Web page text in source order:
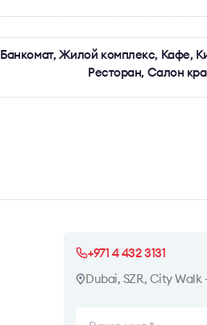
Банкомат, Жилой комплекс, Кафе,
Ресторан, Салон
+971 4 432 3131
Dubai, SZR, City